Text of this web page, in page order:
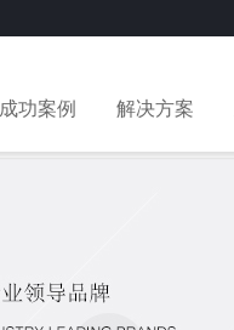
成功案例 解决方案